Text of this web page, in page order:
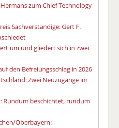
zum Chief Technology
Sachverständige: Gert F.
um und gliedert sich in zwei
den Befreiungsschlag in 2026
Zwei Neuzugänge im
Rundum beschichtet, rundum
Oberbayern: